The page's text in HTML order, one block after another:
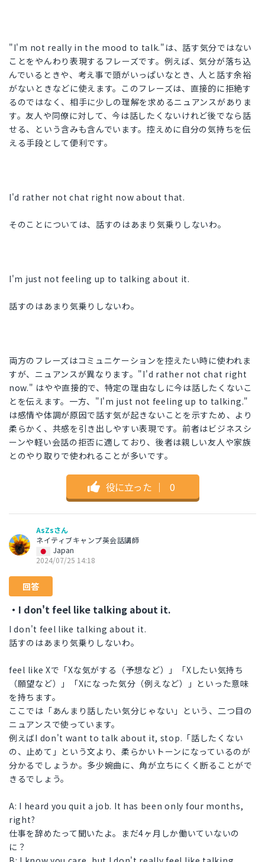
"I'm not really in the mood to talk."は、話す気分ではない
ことをやんわり表現するフレーズです。例えば、気分が落ち込
んでいるときや、考え事で頭がいっぱいなとき、人と話す余裕
がないときなどに使えます。このフレーズは、直接的に拒絶す
るのではなく、相手に少しの理解を求めるニュアンスがありま
す。友人や同僚に対して、今は話したくないけれど後でなら話
せる、という含みも含んでいます。控えめに自分の気持ちを伝
える手段として便利です。
I'd rather not chat right now about that.
そのことについては、話すのはあまり気乗りしないわ。
I'm just not feeling up to talking about it.
話すのはあまり気乗りしないわ。
両方のフレーズはコミュニケーションを控えたい時に使われま
すが、ニュアンスが異なります。"I'd rather not chat right
now." はやや直接的で、特定の理由なしに今は話したくないこ
とを伝えます。一方、"I'm just not feeling up to talking."
は感情や体調が原因で話す気が起きないことを示すため、より
柔らかく、共感を引き出しやすい表現です。前者はビジネスシ
ーンや軽い会話の拒否に適しており、後者は親しい友人や家族
とのやり取りで使われることが多いです。
役に立った ｜ 0
AsZsさん
ネイティブキャンプ英会話講師
Japan
2024/07/25 14:18
回答
・I don't feel like talking about it.
I don't feel like talking about it.
話すのはあまり気乗りしないわ。
feel like Xで「Xな気がする（予想など）」「Xしたい気持ち
（願望など）」「Xになった気分（例えなど）」といった意味
を持ちます。
ここでは「あんまり話したい気分じゃない」という、二つ目の
ニュアンスで使っています。
例えばI don't want to talk about it, stop.「話したくない
の、止めて」という文より、柔らかいトーンになっているのが
分かるでしょうか。多少婉曲に、角が立ちにくく断ることがで
きるでしょう。
A: I heard you quit a job. It has been only four months,
right?
仕事を辞めたって聞いたよ。まだ4ヶ月しか働いていないの
に？